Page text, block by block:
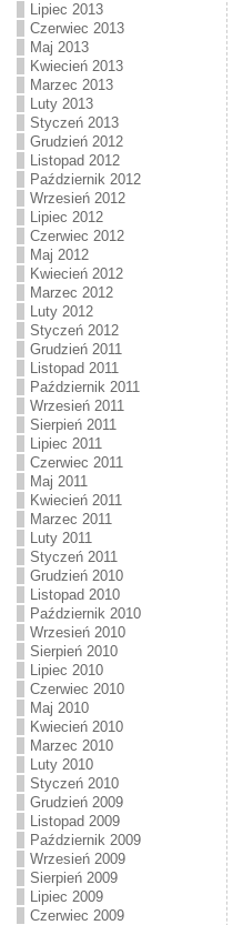
Lipiec 2013
Czerwiec 2013
Maj 2013
Kwiecień 2013
Marzec 2013
Luty 2013
Styczeń 2013
Grudzień 2012
Listopad 2012
Październik 2012
Wrzesień 2012
Lipiec 2012
Czerwiec 2012
Maj 2012
Kwiecień 2012
Marzec 2012
Luty 2012
Styczeń 2012
Grudzień 2011
Listopad 2011
Październik 2011
Wrzesień 2011
Sierpień 2011
Lipiec 2011
Czerwiec 2011
Maj 2011
Kwiecień 2011
Marzec 2011
Luty 2011
Styczeń 2011
Grudzień 2010
Listopad 2010
Październik 2010
Wrzesień 2010
Sierpień 2010
Lipiec 2010
Czerwiec 2010
Maj 2010
Kwiecień 2010
Marzec 2010
Luty 2010
Styczeń 2010
Grudzień 2009
Listopad 2009
Październik 2009
Wrzesień 2009
Sierpień 2009
Lipiec 2009
Czerwiec 2009